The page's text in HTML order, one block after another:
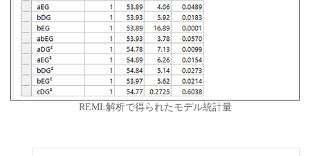
REML解析で得られたモデル統計量